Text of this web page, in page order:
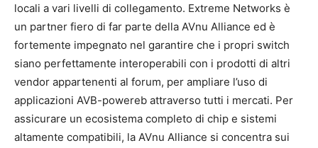
locali a vari livelli di collegamento. Extreme Networks è
un partner fiero di far parte della AVnu Alliance ed è
fortemente impegnato nel garantire che i propri switch
siano perfettamente interoperabili con i prodotti di altri
vendor appartenenti al forum, per ampliare l’uso di
applicazioni AVB-powereb attraverso tutti i mercati. Per
assicurare un ecosistema completo di chip e sistemi
altamente compatibili, la AVnu Alliance si concentra sui